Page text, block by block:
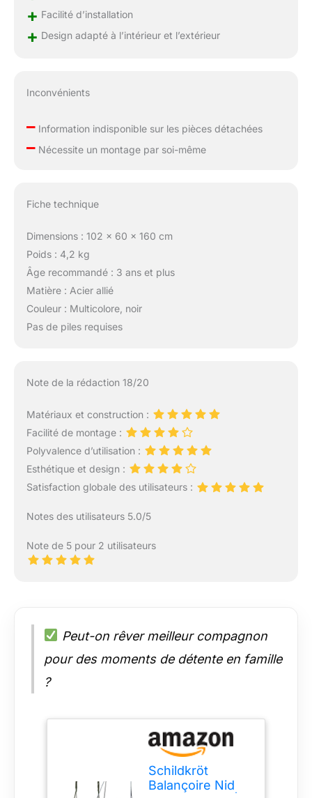
+ Facilité d’installation
+ Design adapté à l’intérieur et l’extérieur
Inconvénients
–Information indisponible sur les pièces détachées
–Nécessite un montage par soi-même
Fiche technique
Dimensions : 102 x 60 x 160 cm
Poids : 4,2 kg
Âge recommandé : 3 ans et plus
Matière : Acier allié
Couleur : Multicolore, noir
Pas de piles requises
Note de la rédaction 18/20
Matériaux et construction :
Facilité de montage :
Polyvalence d’utilisation :
Esthétique et design :
Satisfaction globale des utilisateurs :
Notes des utilisateurs 5.0/5
Note de 5 pour 2 utilisateurs
Peut-on rêver meilleur compagnon
pour des moments de détente en famille
?
Schildkröt
Balançoire Nid